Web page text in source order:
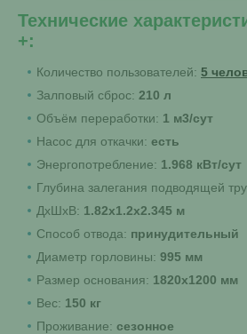
Технические
+:
Количество пользователей: 5
Залповый сброс: 210 л
Объём переработки: 1 м3/сут
Насос для откачки: есть
Энергопотребление: 1.968 кВт/сут
Глубина залегания подводящей
ДхШхВ: 1.82х1.2х2.345 м
Способ отвода: принудительный
Диаметр горловины: 995 мм
Размер основания: 1820х1200 мм
Вес: 150 кг
Проживание: сезонное